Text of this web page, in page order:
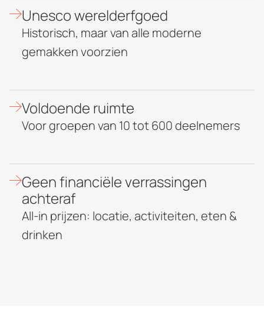
Unesco werelderfgoed
Historisch, maar van alle moderne
gemakken voorzien
Voldoende ruimte
Voor groepen van 10 tot 600 deelnemers
Geen financiële verrassingen
achteraf
All-in prijzen: locatie, activiteiten, eten &
drinken